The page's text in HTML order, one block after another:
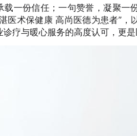
载一份信任；一句赞誉，凝聚一
医术保健康 高尚医德为患者”
诊疗与暖心服务的高度认可，更